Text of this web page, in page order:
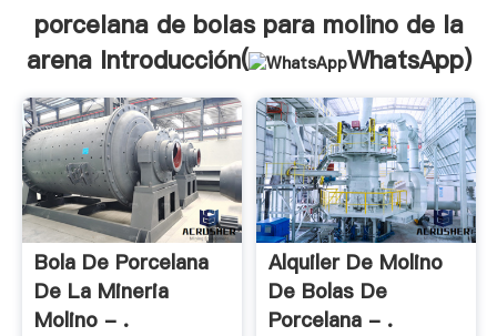
porcelana de bolas para molino de la
arena Introducción(
WhatsApp)
Bola De Porcelana
De La Mineria
Molino - .
Alquiler De Molino
De Bolas De
Porcelana - .